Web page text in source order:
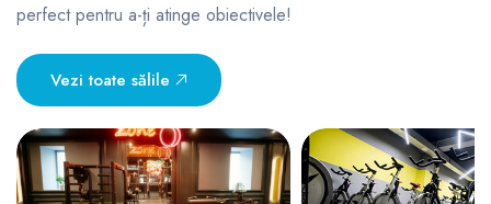
perfect pentru a-ți atinge obiectivele!
Vezi toate sălile